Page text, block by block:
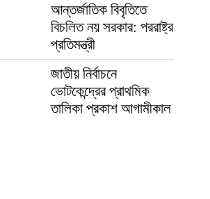
আন্তর্জাতিক বিবৃতিতে
বিচলিত নয় সরকার: পররাষ্ট্র
প্রতিমন্ত্রী
জাতীয় নির্বাচনে
ভোটকেন্দ্রের প্রাথমিক
তালিকা প্রকাশ আগামীকাল